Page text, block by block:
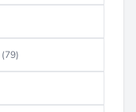
(79)